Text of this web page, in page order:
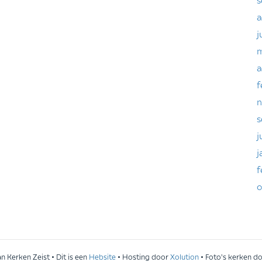
Kerken Zeist • Dit is een Hebsite • Hosting doorXolution • Foto's kerken